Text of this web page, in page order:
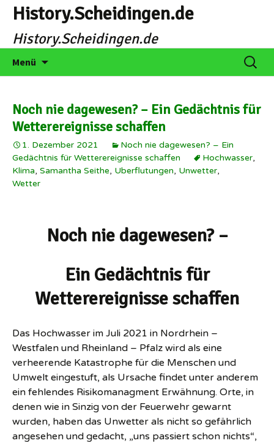
Zum
Inhalt
springen
History.Scheidingen.de
History.Scheidingen.de
Menü
Suchen
nach:
Noch nie dagewesen? – Ein Gedächtnis für
Wetterereignisse schaffen
1. Dezember 2021
Noch nie dagewesen? – Ein
Gedächtnis für Wetterereignisse schaffen
Hochwasser,
Klima, Samantha Seithe, Uberflutungen, Unwetter,
Wetter
Noch nie dagewesen? –
Ein Gedächtnis für
Wetterereignisse schaffen
Das Hochwasser im Juli 2021 in Nordrhein –
Westfalen und Rheinland – Pfalz wird als eine
verheerende Katastrophe für die Menschen und
Umwelt eingestuft, als Ursache findet unter anderem
ein fehlendes Risikomanagment Erwähnung. Orte, in
denen wie in Sinzig von der Feuerwehr gewarnt
wurden, haben das Unwetter als nicht so gefährlich
angesehen und gedacht, „uns passiert schon nichts“,